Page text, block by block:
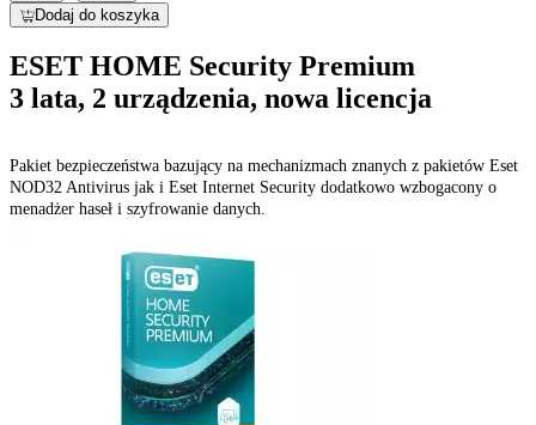
Dodaj do koszyka
ESET HOME Security Premium
3 lata, 2 urządzenia, nowa licencja
Pakiet bezpieczeństwa bazujący na mechanizmach znanych z pakietów Eset
NOD32 Antivirus jak i Eset Internet Security dodatkowo wzbogacony o
menadżer haseł i szyfrowanie danych.